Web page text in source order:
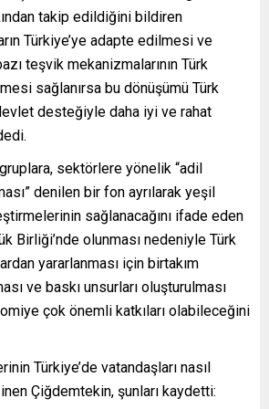
takip edildiğini bildiren
Türkiye’ye adapte edilmesi ve
teşvik mekanizmalarının Türk
sağlanırsa bu dönüşümü Türk
desteğiyle daha iyi ve rahat
sektörlere yönelik “adil
denilen bir fon ayrılarak yeşil
sağlanacağını ifade eden
Birliği’nde olunması nedeniyle Türk
yararlanması için birtakım
ve baskı unsurları oluşturulması
çok önemli katkıları olabileceğini
Türkiye’de vatandaşları nasıl
Çiğdemtekin, şunları kaydetti: